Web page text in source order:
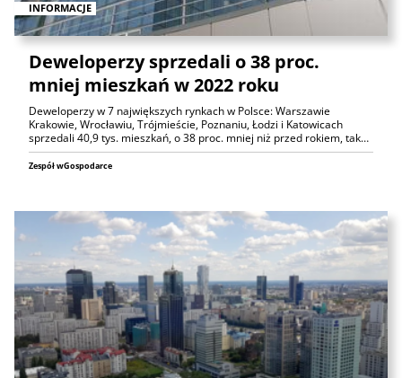
INFORMACJE
Deweloperzy sprzedali o 38 proc.
mniej mieszkań w 2022 roku
Deweloperzy w 7 największych rynkach w Polsce: Warszawie
Krakowie, Wrocławiu, Trójmieście, Poznaniu, Łodzi i Katowicach
sprzedali 40,9 tys. mieszkań, o 38 proc. mniej niż przed rokiem, tak…
Zespół wGospodarce